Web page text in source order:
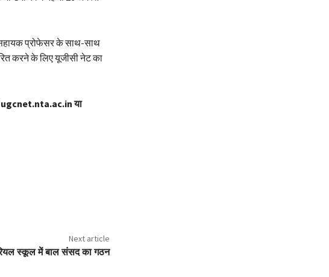
प्रोफेसर के साथ-साथ
करने के लिए यूजीसी नेट का
ugcnet.nta.ac.in या
Next article
स्कूल में बाल संसद का गठन